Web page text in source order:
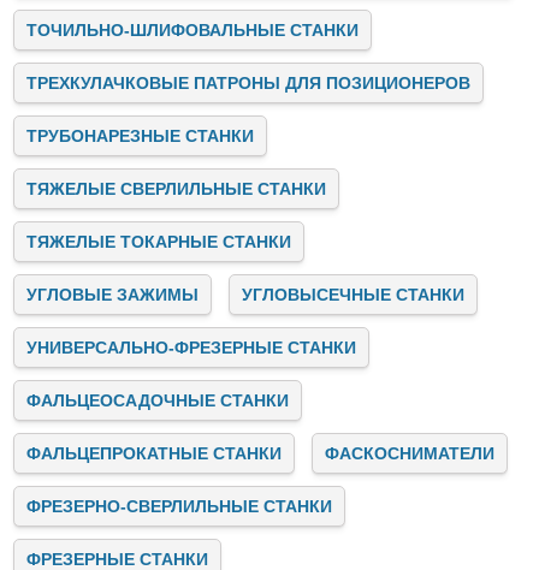
ТОЧИЛЬНО-ШЛИФОВАЛЬНЫЕ СТАНКИ
ТРЕХКУЛАЧКОВЫЕ ПАТРОНЫ ДЛЯ ПОЗИЦИОНЕРОВ
ТРУБОНАРЕЗНЫЕ СТАНКИ
ТЯЖЕЛЫЕ СВЕРЛИЛЬНЫЕ СТАНКИ
ТЯЖЕЛЫЕ ТОКАРНЫЕ СТАНКИ
УГЛОВЫЕ ЗАЖИМЫ УГЛОВЫСЕЧНЫЕ СТАНКИ
УНИВЕРСАЛЬНО-ФРЕЗЕРНЫЕ СТАНКИ
ФАЛЬЦЕОСАДОЧНЫЕ СТАНКИ
ФАЛЬЦЕПРОКАТНЫЕ СТАНКИ ФАСКОСНИМАТЕЛИ
ФРЕЗЕРНО-СВЕРЛИЛЬНЫЕ СТАНКИ
ФРЕЗЕРНЫЕ СТАНКИ